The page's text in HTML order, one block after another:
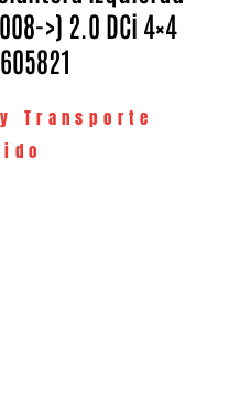
>) 2.0 DCi 4×4
Transporte